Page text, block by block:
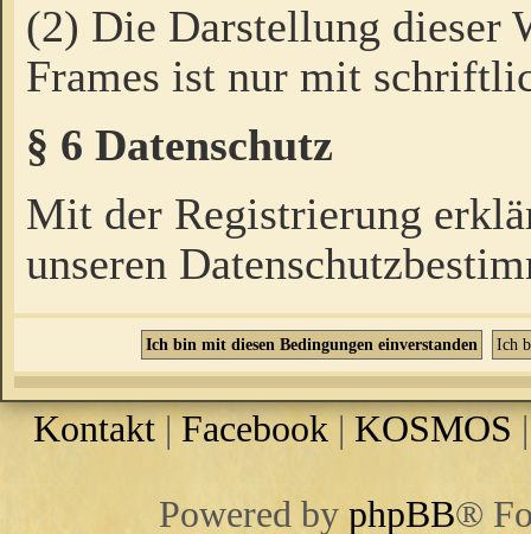
(2) Die Darstellung dieser
Frames ist nur mit
§ 6 Datenschutz
Mit der Registrierung
unseren
Kontakt |Facebook | KOSMOS
Powered by phpBB®